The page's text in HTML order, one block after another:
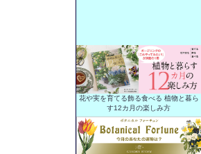
花や実を育てる飾る食べる 植物と暮ら
す12カ月の楽しみ方